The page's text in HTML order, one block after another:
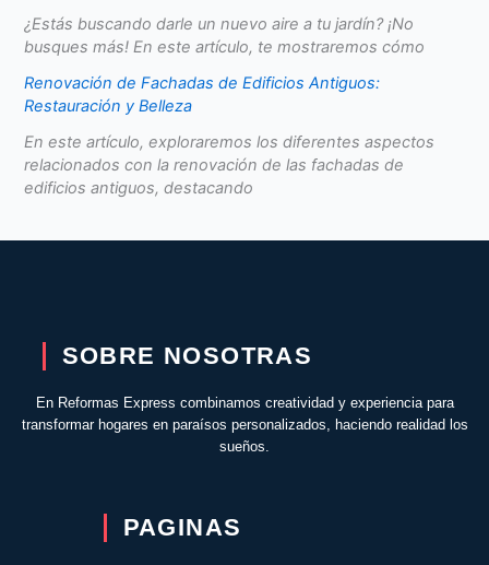
¿Estás buscando darle un nuevo aire a tu jardín? ¡No
busques más! En este artículo, te mostraremos cómo
Renovación de Fachadas de Edificios Antiguos:
Restauración y Belleza
En este artículo, exploraremos los diferentes aspectos
relacionados con la renovación de las fachadas de
edificios antiguos, destacando
SOBRE NOSOTRAS
En Reformas Express combinamos creatividad y experiencia para
transformar hogares en paraísos personalizados, haciendo realidad los
sueños.
PAGINAS